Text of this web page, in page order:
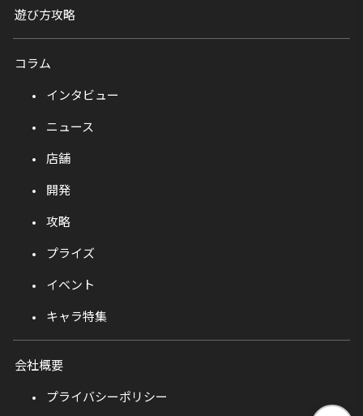
遊び方攻略
コラム
インタビュー
ニュース
店舗
開発
攻略
プライズ
イベント
キャラ特集
会社概要
プライバシーポリシー